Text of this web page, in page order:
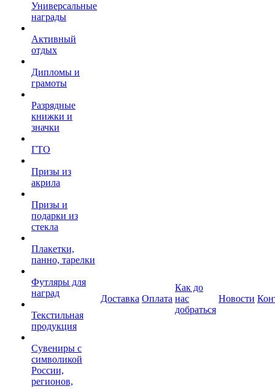
Универсальные
награды
Активный
отдых
Дипломы и
грамоты
Разрядные
книжки и
значки
ГТО
Призы из
акрила
Призы и
подарки из
стекла
Плакетки,
панно, тарелки
Футляры для
наград
Текстильная
продукция
Сувениры с
символикой
России,
регионов,
Доставка Оплата
Как до
нас
добраться
Новости